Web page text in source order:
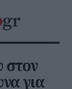
στον
για